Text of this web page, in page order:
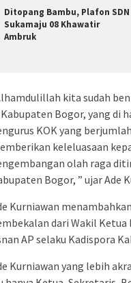
Ditopang Bambu, Plafon SDN
Sukamaju 08 Khawatir
Ambruk
kita sudah
Bogor, yang di
KOK yang
keleluasaan
olah raga
Bogor, ” ujar Ade
Kurniawan
dari Wakil Ketua
AP selaku Kadispora
Kurniawan yang lebih